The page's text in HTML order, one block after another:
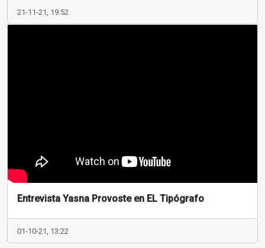
21-11-21, 19:52
Entrevista Yasna Provoste en EL Tipógrafo
01-10-21, 13:22